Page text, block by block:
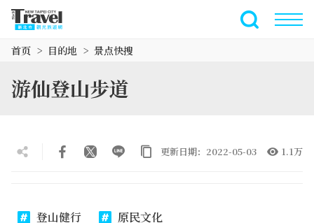
全文搜索
首页 目的地 景点快搜
游仙登山步道
更新日期：2022-05-03 1.1万
登山健行 原民文化